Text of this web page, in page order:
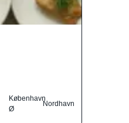
København
Ø
Nordhavn